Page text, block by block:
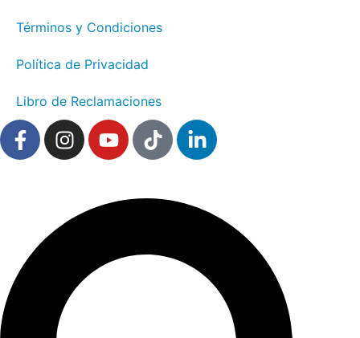
Términos y Condiciones
Política de Privacidad
Libro de Reclamaciones